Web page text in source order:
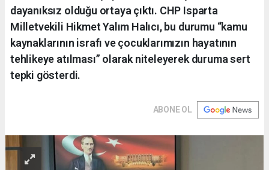
dayanıksız olduğu ortaya çıktı. CHP Isparta
Milletvekili Hikmet Yalım Halıcı, bu durumu “kamu
kaynaklarının israfı ve çocuklarımızın hayatının
tehlikeye atılması” olarak niteleyerek duruma sert
tepki gösterdi.
ABONE OL